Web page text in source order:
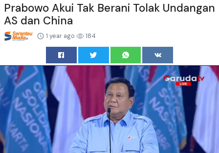
Prabowo Akui Tak Berani Tolak Undangan
AS dan China
1 year ago 184